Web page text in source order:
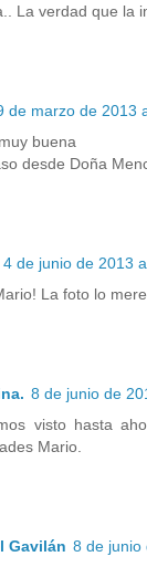
La verdad que la
de marzo de 2013
buena
desde Doña
4 de junio de 2013
La foto lo
8 de junio de
visto hasta
Mario.
Gavilán 8 de junio